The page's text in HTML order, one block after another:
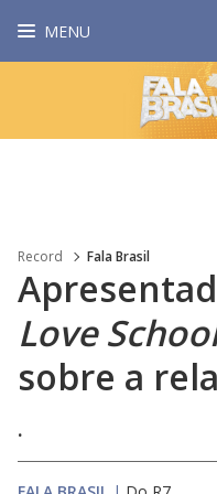
MENU
Record Fala Brasil
Love
sobre a
.